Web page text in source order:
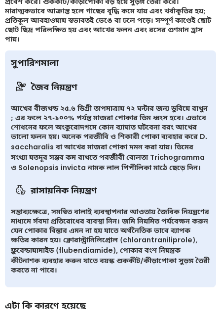
মারাত্মকভাবে আক্রান্ত হলে গাছের বৃদ্ধি কমে যায় এবং খর্বাকৃতির হয়;
প্রতিকূল আবহাওয়ায় স্বভাবতই ভেঙে বা ঢলে পড়ে। সম্পূর্ণ কাণ্ডেই ছোট
ছোট ছিদ্র পরিলক্ষিত হয় এবং আখের ফলন এবং রসের গুণমান হ্রাস
পায়।
সুপারিশমালা
জৈব নিয়ন্ত্রণ
আখের বীজখন্ড ২৫.৬ ডিগ্রী তাপমাত্রায় ৭২ ঘন্টার জন্য ডুবিয়ে রাখুন
; এর ফলে ২৭-১০০% পর্যন্ত মাজরা পোকার ডিম ধ্বংস হবে। এভাবে
শোধনের ফলে অংকুরোদগমে কোন ব্যাঘাত ঘটবেনা বরং আখের
ভালো ফলন হয়। অনেক পরজীবি ও শিকারী পোকা ব্যবহার করে D.
saccharalis বা আখের মাজরা পোকা দমন করা যায়। ডিমের
সংখ্যা যতদূর সম্ভব কম রাখতে পরজীবী বোলতা Trichogramma
ও Solenopsis invicta নামক লাল পিপীলিকা মাঠে ছেড়ে দিন।
রাসায়নিক নিয়ন্ত্রণ
সম্ভাব্যক্ষেত্রে, সমন্বিত বালাই ব্যবস্থাপনার আওতায় জৈবিক নিয়ন্ত্রণের
মাধ্যমে র্সবদা প্রতিরোধের ব্যবস্থা নিন। জমি নিয়মিত পর্যবেক্ষন করুন
যেন পোকার বিস্তার এমন না হয় যাতে অর্থনৈতিক ভাবে ব্যাপক
ক্ষতির কারন হয়। ক্লোরান্ট্রানিলিপ্রোল (chlorantraniliprole),
ফ্লুবেন্ডায়ামাইড (flubendiamide), পোকার বংশ নিয়ন্ত্রক
কীটনাশক ব্যবহার করুন যাতে বয়স্ক শুককীট/কীড়াপোকা সুড়ঙ্গ তৈরী
করতে না পারে।
এটা কি কারণে হয়েছে